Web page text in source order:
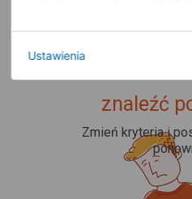
Upss... Nie
znaleźć
Zmień kryteria i
Ustawienia